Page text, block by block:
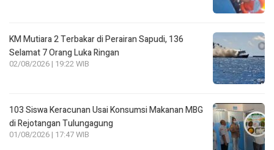
KM Mutiara 2 Terbakar di Perairan Sapudi, 136
Selamat 7 Orang Luka Ringan
02/08/2026 | 19:22 WIB
103 Siswa Keracunan Usai Konsumsi Makanan MBG
di Rejotangan Tulungagung
01/08/2026 | 17:47 WIB